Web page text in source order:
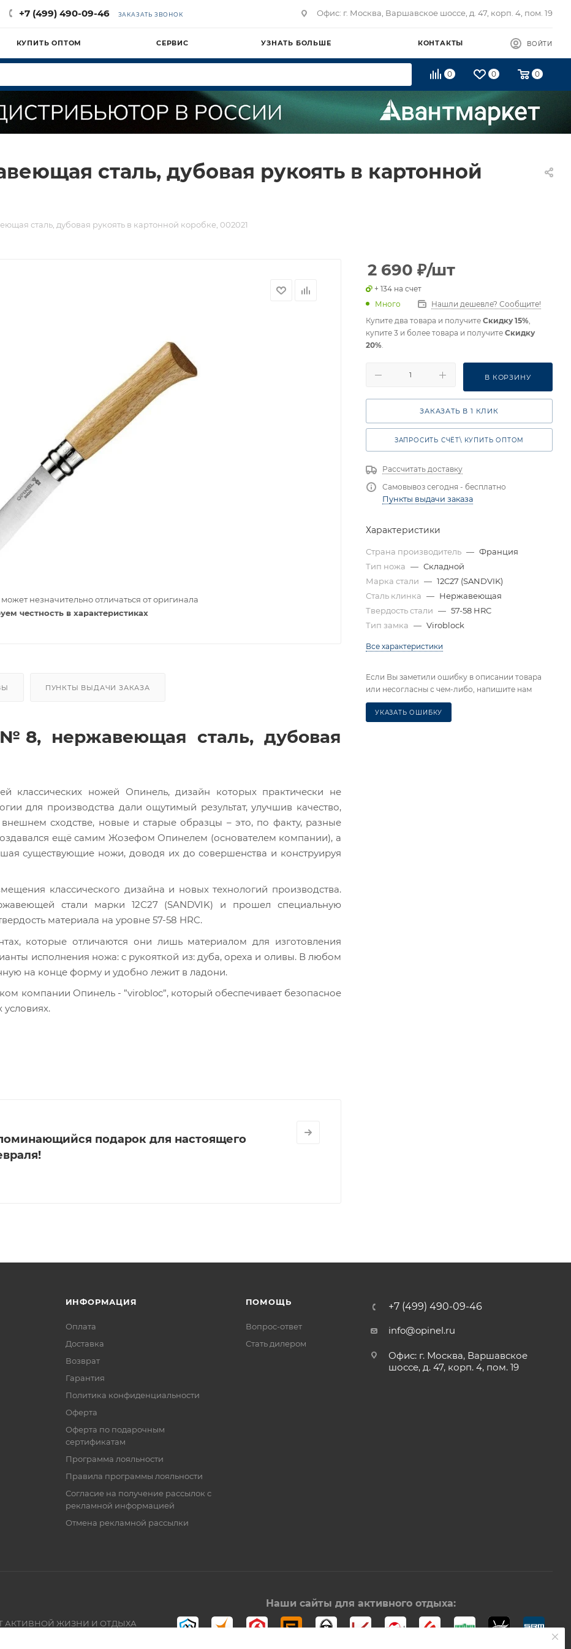
+7 (499) 490-09-46 ЗАКАЗАТЬ ЗВОНОК Офис: г. Москва, Варшавское шоссе, д. 47, корп. 4, пом. 19
КУПИТЬ ОПТОМ СЕРВИС УЗНАТЬ БОЛЬШЕ КОНТАКТЫ ВОЙТИ
0 0 0
сталь, дубовая рукоять в картонной
сталь, дубовая рукоять в картонной коробке, 002021
незначительно отличаться от оригинала
честность в характеристиках
ПУНКТЫ ВЫДАЧИ ЗАКАЗА
нержавеющая сталь, дубовая
ножей Опинель, дизайн которых практически не
для производства дали ощутимый результат, улучшив качество,
сходстве, новые и старые образцы – это, по факту, разные
ещё самим Жозефом Опинелем (основателем компании), а
существующие ножи, доводя их до совершенства и конструируя
классического дизайна и новых технологий производства.
стали марки 12С27 (SANDVIK) и прошел специальную
материала на уровне 57-58 HRC.
которые отличаются они лишь материалом для изготовления
исполнения ножа: с рукояткой из: дуба, ореха и оливы. В любом
на конце форму и удобно лежит в ладони.
компании Опинель - ”virobloc”, который обеспечивает безопасное
подарок для настоящего
2 690 ₽/шт
+ 134 на счет
Много
Нашли дешевле? Сообщите!
Купите два товара и получите Скидку 15%,
купите 3 и более товара и получите Скидку
20%.
В КОРЗИНУ
ЗАКАЗАТЬ В 1 КЛИК
ЗАПРОСИТЬ СЧЁТ\ КУПИТЬ ОПТОМ
Рассчитать доставку
Самовывоз сегодня - бесплатно
Пункты выдачи заказа
Характеристики
Страна производитель — Франция
Тип ножа — Складной
Марка стали — 12C27 (SANDVIK)
Сталь клинка — Нержавеющая
Твердость стали — 57-58 HRC
Тип замка — Viroblock
Все характеристики
Если Вы заметили ошибку в описании товара
или несогласны с чем-либо, напишите нам
УКАЗАТЬ ОШИБКУ
ИНФОРМАЦИЯ
Оплата
Доставка
Возврат
Гарантия
Политика конфиденциальности
Оферта
Оферта по подарочным
сертификатам
Программа лояльности
Правила программы лояльности
Согласие на получение рассылок с
рекламной информацией
Отмена рекламной рассылки
ПОМОЩЬ
Вопрос-ответ
Стать дилером
+7 (499) 490-09-46
info@opinel.ru
Офис: г. Москва, Варшавское
шоссе, д. 47, корп. 4, пом. 19
АКТИВНОЙ ЖИЗНИ И ОТДЫХА
Наши сайты для активного отдыха: